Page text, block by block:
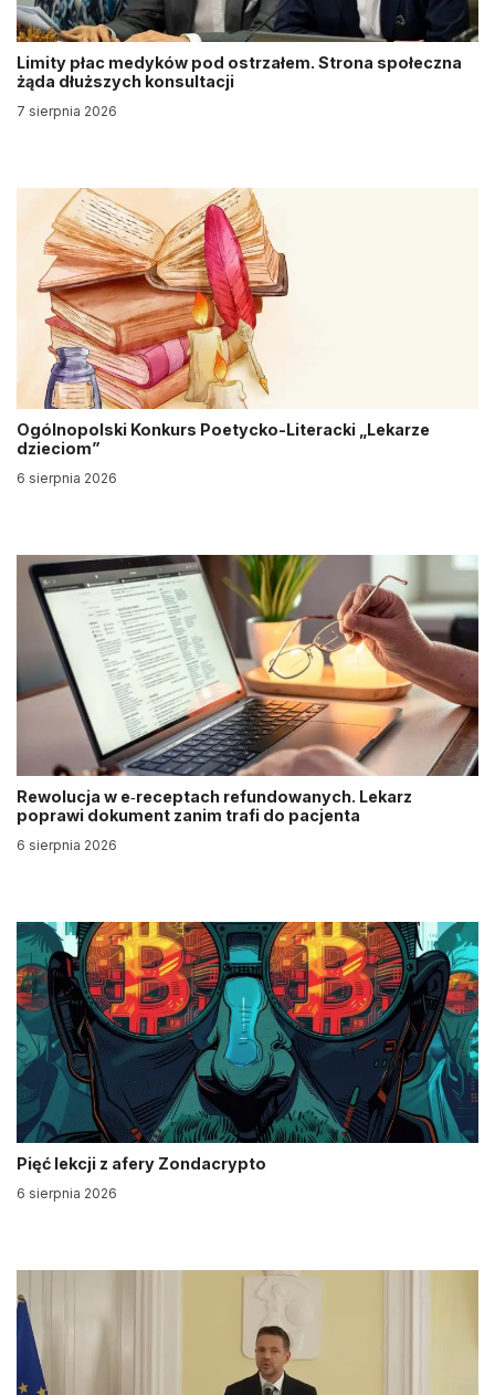
Limity płac medyków pod ostrzałem. Strona społeczna
żąda dłuższych konsultacji
7 sierpnia 2026
Ogólnopolski Konkurs Poetycko-Literacki „Lekarze
dzieciom”
6 sierpnia 2026
Rewolucja w e‑receptach refundowanych. Lekarz
poprawi dokument zanim trafi do pacjenta
6 sierpnia 2026
Pięć lekcji z afery Zondacrypto
6 sierpnia 2026